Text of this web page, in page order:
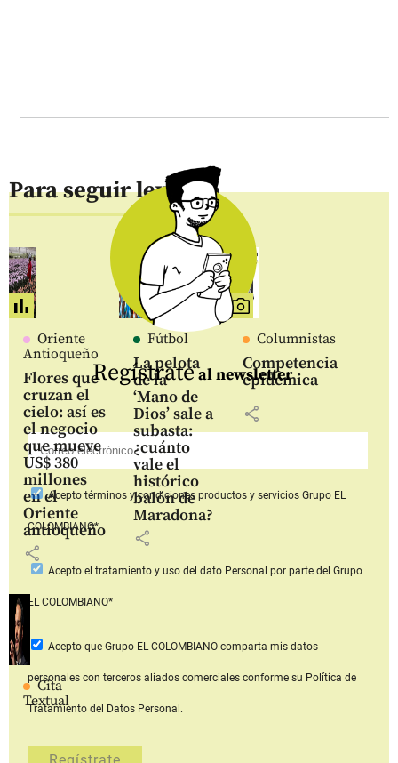
Para seguir leyendo
Oriente
Antioqueño
Flores que
cruzan el
cielo: así es
el negocio
que mueve
US$ 380
millones
en el
Oriente
antioqueño
share
Fútbol
La pelota
de la
‘Mano de
Dios’ sale a
subasta:
¿cuánto
vale el
histórico
balón de
Maradona?
share
Columnistas
Competencia
epidémica
share
Cita
Textual
Regístrateal newsletter
Aceptotérminos y condiciones productos y serviciosGrupo EL
COLOMBIANO*
Acepto el tratamiento y uso del dato Personal por parte del Grupo
EL COLOMBIANO*
Acepto que Grupo EL COLOMBIANOcomparta mis datos
personales con terceros aliados comerciales conforme su Política de
Tratamiento del Datos Personal.